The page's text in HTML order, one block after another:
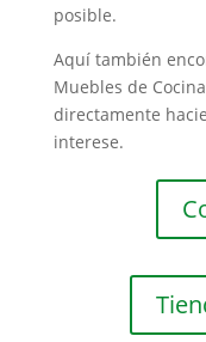
posible.
Aquí también
Muebles de
directamente
interese.